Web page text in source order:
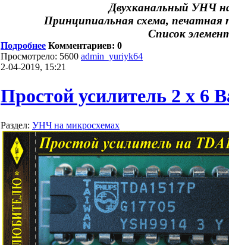
Двухканальный УНЧ
Принципиальная схема, печатная
Список
Подробнее Комментариев: 0
Просмотрело: 5600 admin_yuriyk64
2-04-2019, 15:21
Простой усилитель 2 х 6
Раздел: УНЧ на микросхемах